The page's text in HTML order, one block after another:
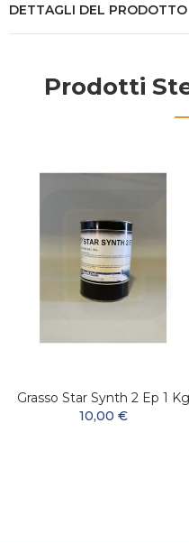
DETTAGLI DEL PRODOTTO
Prodotti
Grasso Star Synth 2 Ep 1 Kg
10,00 €